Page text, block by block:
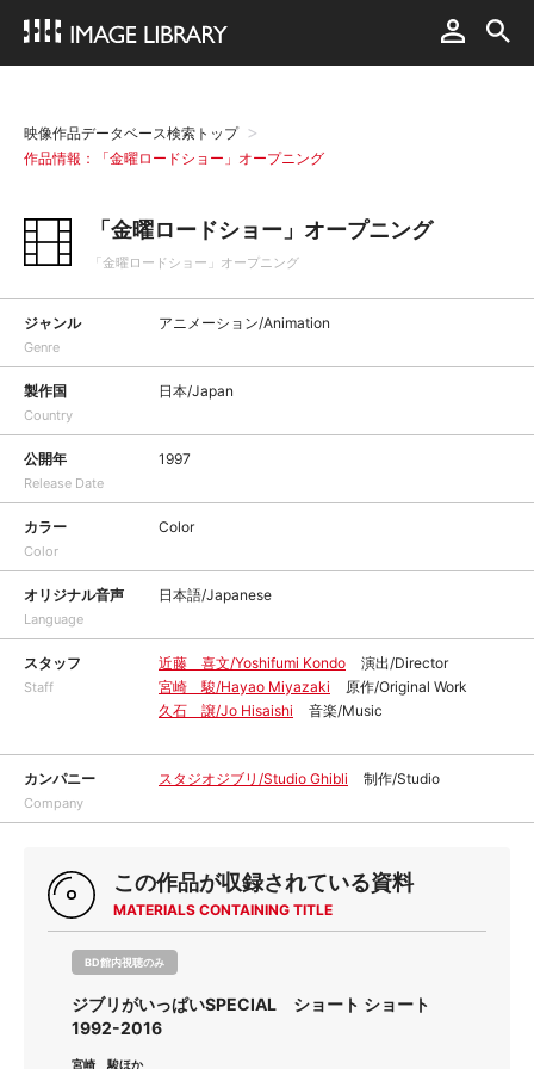
映像作品データベース検索トップ
作品情報：「金曜ロードショー」オープニング
「金曜ロードショー」オープニング
「金曜ロードショー」オープニング
ジャンル
Genre
アニメーション/Animation
製作国
Country
日本/Japan
公開年
Release Date
1997
カラー
Color
Color
オリジナル音声
Language
日本語/Japanese
スタッフ
Staff
近藤 喜文/Yoshifumi Kondo
演出/Director
宮崎 駿/Hayao Miyazaki
原作/Original Work
久石 譲/Jo Hisaishi
音楽/Music
カンパニー
Company
スタジオジブリ/Studio Ghibli 制作/Studio
この作品が収録されている資料
MATERIALS CONTAINING TITLE
BD館内視聴のみ
ジブリがいっぱいSPECIAL ショート ショート
1992-2016
宮崎 駿ほか